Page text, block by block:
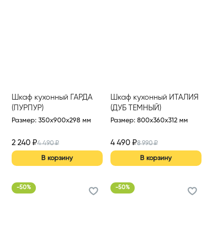
Шкаф кухонный ГАРДА
(ПУРПУР)
Размер: 350x900x298 мм
2 240 ₽4 490₽
В корзину
Шкаф кухонный ИТАЛИЯ
(ДУБ ТЕМНЫЙ)
Размер: 800x360x312 мм
4 490₽8 990₽
В корзину
-50% -50%